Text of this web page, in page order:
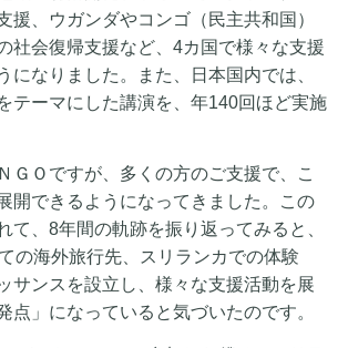
援、ウガンダやコンゴ（民主共和国）
社会復帰支援など、4カ国で様々な支援
になりました。また、日本国内では、
テーマにした講演を、年140回ほど実施
ＧＯですが、多くの方のご支援で、こ
開できるようになってきました。この
て、8年間の軌跡を振り返ってみると、
の海外旅行先、スリランカでの体験
サンスを設立し、様々な支援活動を展
点」になっていると気づいたのです。